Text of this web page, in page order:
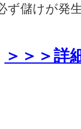
ず儲けが発
＞＞＞詳